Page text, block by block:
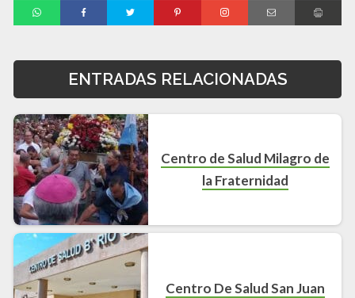
ENTRADAS RELACIONADAS
Centro de Salud Milagro de
la Fraternidad
Centro De Salud San Juan